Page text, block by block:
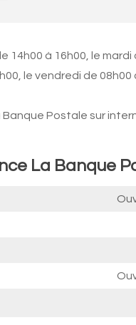
à 16h00, le mardi
le vendredi de
Postale sur
La Banque